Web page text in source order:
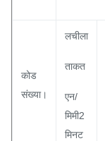
कोड
संख्या।
लचीला
ताकत
एन/
मिमी2
मिनट